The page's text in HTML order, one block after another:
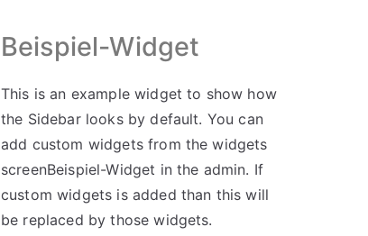
Beispiel-Widget
This is an example widget to show how
the Sidebar looks by default. You can
add custom widgets from the widgets
screenBeispiel-Widget in the admin. If
custom widgets is added than this will
be replaced by those widgets.